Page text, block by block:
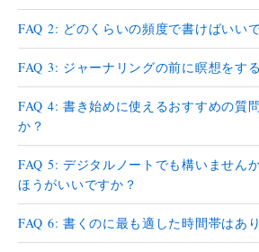
FAQ 2: どのくらいの頻度で書けばいい
FAQ 3: ジャーナリングの前に瞑想をす
FAQ 4: 書き始めに使えるおすすめの質
か？
FAQ 5: デジタルノートでも構いません
ほうがいいですか？
FAQ 6: 書くのに最も適した時間帯はあ